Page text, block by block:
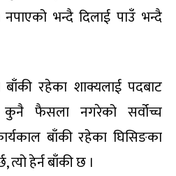
भन्दै दिलाई पाउँ भन्दै
रहेका शाक्यलाई पदबाट
कुनै फैसला नगरेको सर्वोच्च
बाँकी रहेका घिसिङका
हेर्न बाँकी छ ।